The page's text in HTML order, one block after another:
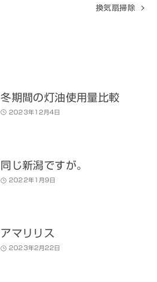
換気扇掃除
冬期間の灯油使用量比較
2023年12月4日
同じ新潟ですが。
2022年1月9日
アマリリス
2023年2月22日